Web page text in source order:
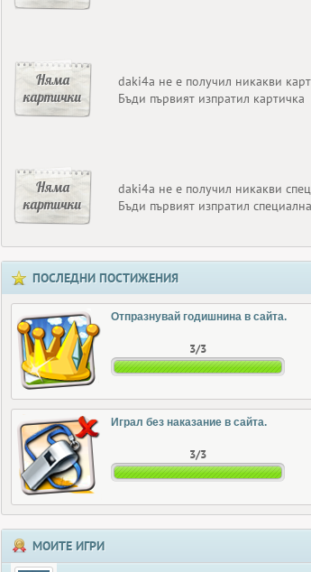
Няма
картички
daki4a не е получил никакви
Бъди първият изпратил картичка
Няма
картички
daki4a не е получил никакви
Бъди първият изпратил
ПОСЛЕДНИ ПОСТИЖЕНИЯ
Отпразнувай годишнина в сайта.
3/3
Играл без наказание в сайта.
3/3
МОИТЕ ИГРИ